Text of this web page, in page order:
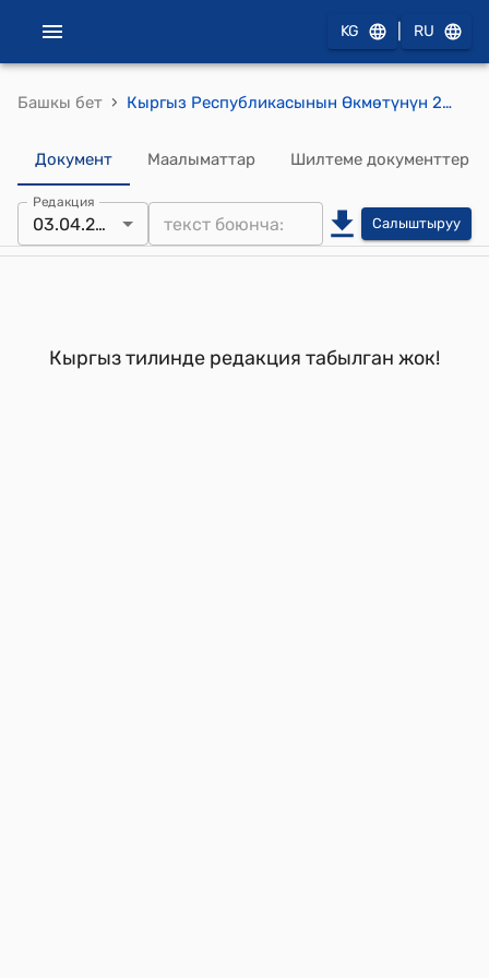
KG RU
Башкы бет › Кыргыз Республикасынын Өкмөтүнүн 2005-жылдын 14-июндагы №225 "2010-жылга чейинки мезгилге "Жаңы муун" Кыргызстандын балдарынын укуктарын ишке ашыруу боюнча мамлекеттик программаны аткаруу боюнча ведомстволор аралык комиссия жөнүндө" Кыргыз Республикасынын Өкмөтүнүн 2002-жылдын 30-декабрындагы № 894 токтомуна өзгөртүүлөрдү киргизүү тууралуу" токтому
Документ Маалыматтар Шилтеме документтер
Редакция
03.04.2006 Салыштыруу
Кыргыз тилинде редакция табылган жок!